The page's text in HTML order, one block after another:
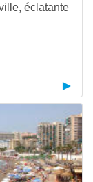
éclatante